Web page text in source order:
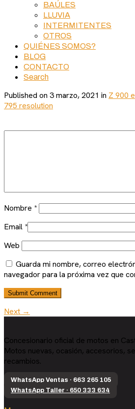
BAÚLES
LLUVIA
INTERMITENTES
OTROS
QUIÉNES SOMOS?
BLOG
CONTACTO
Search
Published on 3 marzo, 2021 in Z 900
795 resolution
Nombre *
Email *
Web
Guarda mi nombre, correo
navegador para la próxima vez que
Next →
Concesionario oficial de motos en
Motos nuevas, ocasión, accesorios,
recambios.
WhatsApp Ventas · 663 265 105
WhatsApp Taller · 650 333 634